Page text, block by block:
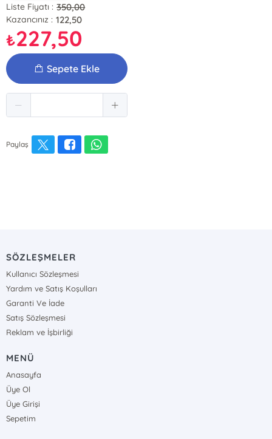
Liste Fiyatı : 350,00
Kazancınız : 122,50
₺227,50
Sepete Ekle
Paylaş
SÖZLEŞMELER
Kullanıcı Sözleşmesi
Yardım ve Satış Koşulları
Garanti Ve İade
Satış Sözleşmesi
Reklam ve İşbirliği
MENÜ
Anasayfa
Üye Ol
Üye Girişi
Sepetim